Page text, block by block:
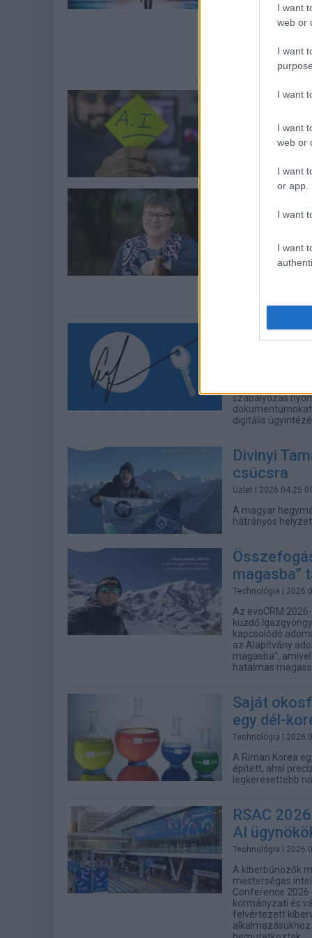
I want
web or
I want
I want
I want
web or
I want
or app.
I want
I want
mesterséges
érhetőek el - a
gazdaság
területeket, ahol
3,4 millió
Az amerikai
kormányzati
SZTE
...de ezzel
természeti
szabályozás
digitális
Divinyi
csúcsra
Üzlet | 2026.04.25
A magyar
hátrányos
magasba”
Technológia |
Az evoCRM
küzdő
kapcsolódó
az Alapítvány
magasba",
hatalmas
Saját
egy dél-
Technológia |
A Riman Korea
épített, ahol
legkeresettebb
RSAC
AI
Technológia |
A kiberbűnözők
mesterséges
Conference
kormányzati és
felvértezett